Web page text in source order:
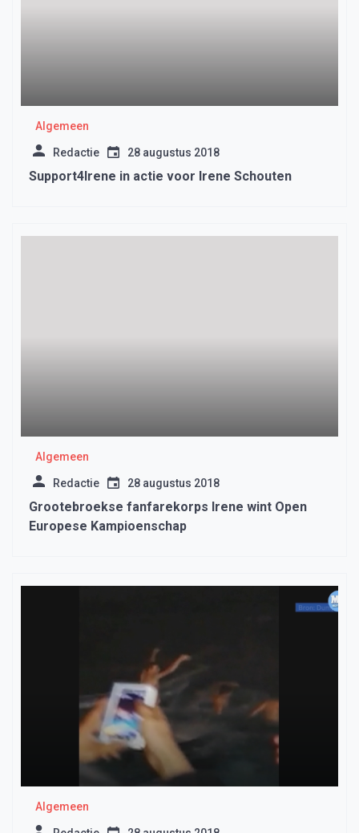
Algemeen
Redactie 28 augustus 2018
Support4Irene in actie voor Irene Schouten
Algemeen
Redactie 28 augustus 2018
Grootebroekse fanfarekorps Irene wint Open
Europese Kampioenschap
Algemeen